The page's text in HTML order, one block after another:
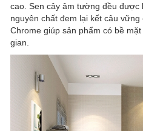
cao. Sen cây âm tường đều được
nguyên chất đem lại kết câu
Chrome giúp sản phẩm có bề
gian.